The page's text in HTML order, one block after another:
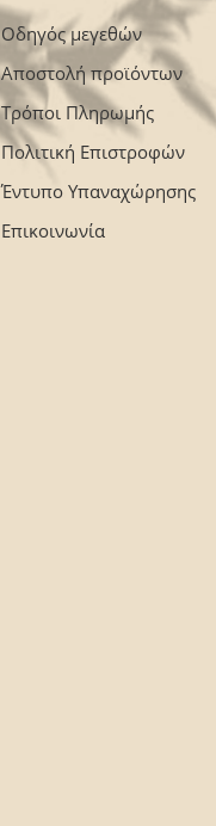
Οδηγός μεγεθών
Αποστολή προϊόντων
Τρόποι Πληρωμής
Πολιτική Επιστροφών
Έντυπο Υπαναχώρησης
Επικοινωνία